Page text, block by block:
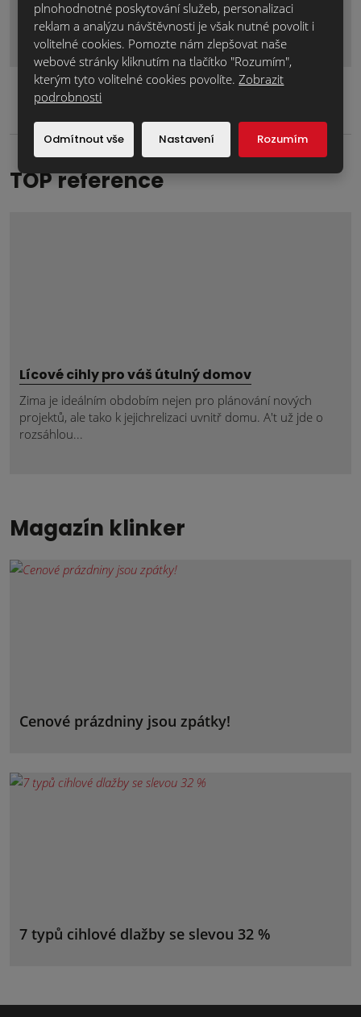
Odeslat zprávu
Formulář
se
nepodařilo
odeslat.
TOP reference
Lícové cihly pro váš útulný domov
Zima je ideálním obdobím nejen pro plánování nových
projektů, ale tako k jejichrelizaci uvnitř domu. A't už jde o
rozsáhlou...
Magazín klinker
Cenové prázdniny jsou zpátky!
7 typů cihlové dlažby se slevou 32 %
plnohodnotné poskytování služeb, personalizaci
reklam a analýzu návštěvnosti je však nutné povolit i
volitelné cookies. Pomozte nám zlepšovat naše
webové stránky kliknutím na tlačítko "Rozumím",
kterým tyto volitelné cookies povolíte. Zobrazit
podrobnosti
Odmítnout vše Nastavení Rozumím